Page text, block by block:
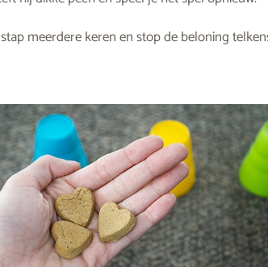
meerdere keren en stop de beloning